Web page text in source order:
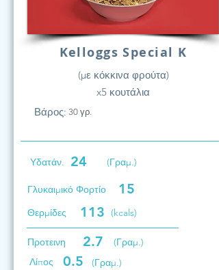
Kelloggs Special K
(με κόκκινα φρούτα)
x5 κουτάλια
Βάρος: 30 γρ.
Υδατάν. 24 (Γραμ.)
Γλυκαιμικό Φορτίο 15
Θερμίδες 113 (kcals)
Προτεινη 2.7
(Γραμ.)
Λίπος
0.5 (Γραμ.)